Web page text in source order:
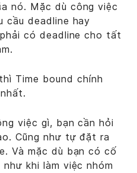
nó. Mặc dù công việc
cầu deadline hay
có deadline cho tất
Time bound chính
việc gì, bạn cần hỏi
Cũng như tự đặt ra
Và mặc dù bạn có cố
khi làm việc nhóm